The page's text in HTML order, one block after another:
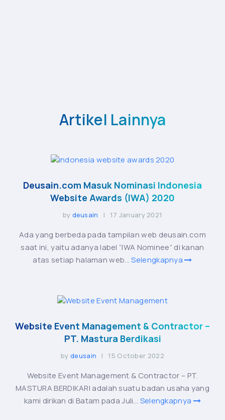
Artikel Lainnya
Deusain.com Masuk Nominasi Indonesia
Website Awards (IWA) 2020
by deusain | 17 January 2021
Ada yang berbeda pada tampilan web deusain.com
saat ini, yaitu adanya label “IWA Nominee” di kanan
atas setiap halaman web...Selengkapnya
Website Event Management & Contractor –
PT. Mastura Berdikasi
bydeusain | 15 October 2022
Website Event Management & Contractor – PT.
MASTURA BERDIKARI adalah suatu badan usaha yang
kami dirikan di Batam pada Juli... Selengkapnya